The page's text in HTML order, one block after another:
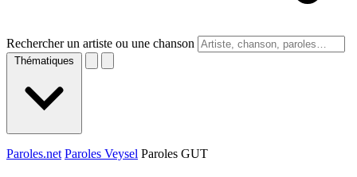
Rechercher un artiste ou une chanson
Thématiques
Paroles.net Paroles Veysel Paroles GUT